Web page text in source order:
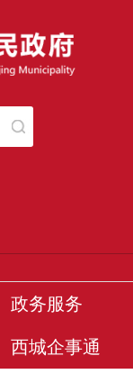
政务服务
西城企事通